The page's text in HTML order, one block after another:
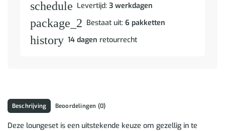
schedule Levertijd: 3 werkdagen
package_2 Bestaat uit: 6 pakketten
history 14 dagen retourrecht
Beschrijving Beoordelingen (0)
Deze loungeset is een uitstekende keuze om gezellig in te